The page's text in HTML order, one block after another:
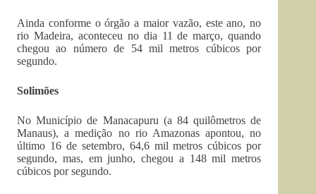
Ainda conforme o órgão a maior vazão, este ano, no
rio Madeira, aconteceu no dia 11 de março, quando
chegou ao número de 54 mil metros cúbicos por
segundo.
Solimões
No Município de Manacapuru (a 84 quilômetros de
Manaus), a medição no rio Amazonas apontou, no
último 16 de setembro, 64,6 mil metros cúbicos por
segundo, mas, em junho, chegou a 148 mil metros
cúbicos por segundo.